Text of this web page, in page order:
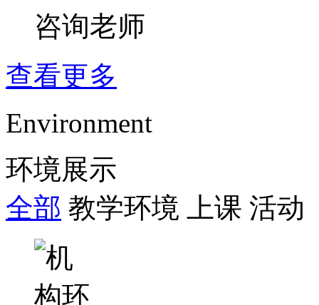
咨询老师
查看更多
Environment
环境展示
全部 教学环境 上课 活动